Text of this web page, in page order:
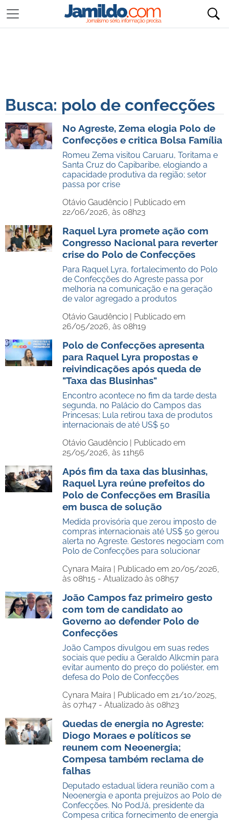
Busca: polo de confecções
No Agreste, Zema elogia Polo de
Confecções e critica Bolsa Família
Romeu Zema visitou Caruaru, Toritama e
Santa Cruz do Capibaribe, elogiando a
capacidade produtiva da região; setor
passa por crise
Otávio Gaudêncio | Publicado em
22/06/2026, às 08h23
Raquel Lyra promete ação com
Congresso Nacional para reverter
crise do Polo de Confecções
Para Raquel Lyra, fortalecimento do Polo
de Confecções do Agreste passa por
melhoria na comunicação e na geração
de valor agregado a produtos
Otávio Gaudêncio | Publicado em
26/05/2026, às 08h19
Polo de Confecções apresenta
para Raquel Lyra propostas e
reivindicações após queda de
"Taxa das Blusinhas"
Encontro acontece no fim da tarde desta
segunda, no Palácio do Campos das
Princesas; Lula retirou taxa de produtos
internacionais de até US$ 50
Otávio Gaudêncio | Publicado em
25/05/2026, às 11h56
Após fim da taxa das blusinhas,
Raquel Lyra reúne prefeitos do
Polo de Confecções em Brasília
em busca de solução
Medida provisória que zerou imposto de
compras internacionais até US$ 50 gerou
alerta no Agreste. Gestores negociam com
Polo de Confecções para solucionar
Cynara Maíra | Publicado em 20/05/2026,
às 08h15 - Atualizado às 08h57
João Campos faz primeiro gesto
com tom de candidato ao
Governo ao defender Polo de
Confecções
João Campos divulgou em suas redes
sociais que pediu a Geraldo Alkcmin para
evitar aumento do preço do poliéster, em
defesa do Polo de Confecções
Cynara Maíra | Publicado em 21/10/2025,
às 07h47 - Atualizado às 08h23
Quedas de energia no Agreste:
Diogo Moraes e políticos se
reunem com Neoenergia;
Compesa também reclama de
falhas
Deputado estadual lidera reunião com a
Neoenergia e aponta prejuízos ao Polo de
Confecções. No PodJá, presidente da
Compesa critica fornecimento de energia